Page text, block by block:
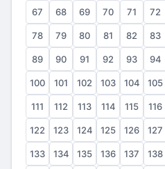
67 68 69 70 71 72
78 79 80 81 82 83
89 90 91 92 93 94
100 101 102 103 104 105
111 112 113 114 115 116
122 123 124 125 126 127
133 134 135 136 137 138